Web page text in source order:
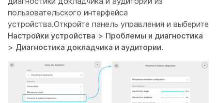
пользовательского интерфейса
устройства.Откройте панель управления и выберите
Настройки устройства > Проблемы и диагностика
> Диагностика докладчика и аудитории.